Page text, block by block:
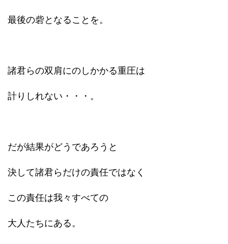
最後の砦となることを。
諸君らの双肩にのしかかる重圧は
計りしれない・・・。
だが結果がどうであろうと
決して諸君らだけの責任ではなく
この責任は我々すべての
大人たちにある。